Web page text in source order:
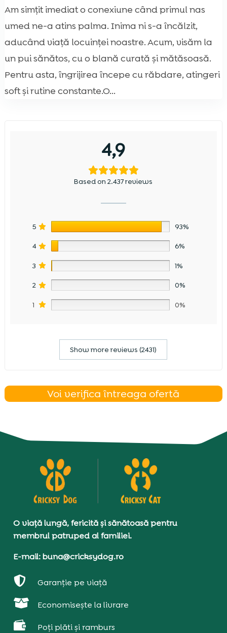
Am simțit imediat o conexiune când primul nas
umed ne-a atins palma. Inima ni s-a încălzit,
aducând viață locuinței noastre. Acum, visăm la
un pui sănătos, cu o blană curată și mătăsoasă.
Pentru asta, îngrijirea începe cu răbdare, atingeri
soft și rutine constante.O...
4,9
Based on 2.437 reviews
5 93%
4 6%
3 1%
2 0%
1 0%
Show more reviews (2431)
Voi verifica întreaga ofertă
O viață lungă, fericită și sănătoasă pentru
membrul patruped al familiei.
E-mail: buna@cricksydog.ro
 Garanție pe viață
 Economisește la livrare
 Poți plăti și ramburs